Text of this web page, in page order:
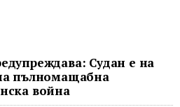
Судан е на
пълномащабна
война